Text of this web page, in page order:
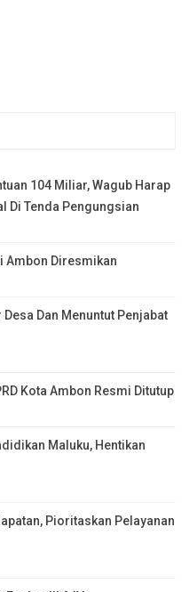
104 Miliar, Wagub Harap
Di Tenda Pengungsian
Ambon Diresmikan
Dan Menuntut Penjabat
Kota Ambon Resmi Ditutup
Maluku, Hentikan
Pioritaskan Pelayanan